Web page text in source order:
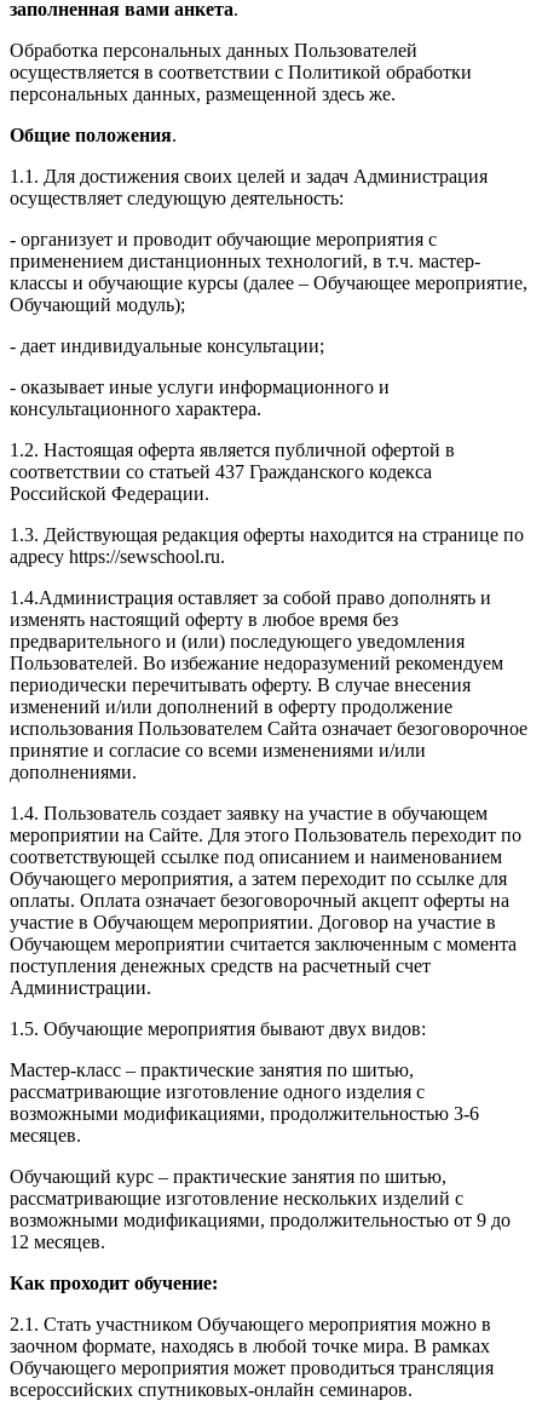
заполненная вами анкета.
Обработка персональных данных Пользователей
осуществляется в соответствии с Политикой обработки
персональных данных, размещенной здесь же.
Общие положения.
1.1. Для достижения своих целей и задач Администрация
осуществляет следующую деятельность:
- организует и проводит обучающие мероприятия с
применением дистанционных технологий, в т.ч. мастер-
классы и обучающие курсы (далее – Обучающее мероприятие,
Обучающий модуль);
- дает индивидуальные консультации;
- оказывает иные услуги информационного и
консультационного характера.
1.2. Настоящая оферта является публичной офертой в
соответствии со статьей 437 Гражданского кодекса
Российской Федерации.
1.3. Действующая редакция оферты находится на странице по
адресу https://sewschool.ru.
1.4.Администрация оставляет за собой право дополнять и
изменять настоящий оферту в любое время без
предварительного и (или) последующего уведомления
Пользователей. Во избежание недоразумений рекомендуем
периодически перечитывать оферту. В случае внесения
изменений и/или дополнений в оферту продолжение
использования Пользователем Сайта означает безоговорочное
принятие и согласие со всеми изменениями и/или
дополнениями.
1.4. Пользователь создает заявку на участие в обучающем
мероприятии на Сайте. Для этого Пользователь переходит по
соответствующей ссылке под описанием и наименованием
Обучающего мероприятия, а затем переходит по ссылке для
оплаты. Оплата означает безоговорочный акцепт оферты на
участие в Обучающем мероприятии. Договор на участие в
Обучающем мероприятии считается заключенным с момента
поступления денежных средств на расчетный счет
Администрации.
1.5. Обучающие мероприятия бывают двух видов:
Мастер-класс – практические занятия по шитью,
рассматривающие изготовление одного изделия с
возможными модификациями, продолжительностью 3-6
месяцев.
Обучающий курс – практические занятия по шитью,
рассматривающие изготовление нескольких изделий с
возможными модификациями, продолжительностью от 9 до
12 месяцев.
Как проходит обучение:
2.1. Стать участником Обучающего мероприятия можно в
заочном формате, находясь в любой точке мира. В рамках
Обучающего мероприятия может проводиться трансляция
всероссийских спутниковых-онлайн семинаров.